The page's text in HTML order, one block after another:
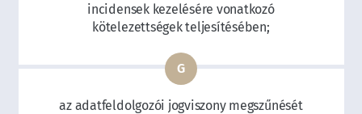
incidensek kezelésére vonatkozó
kötelezettségek teljesítésében;
az adatfeldolgozói jogviszony megszűnését